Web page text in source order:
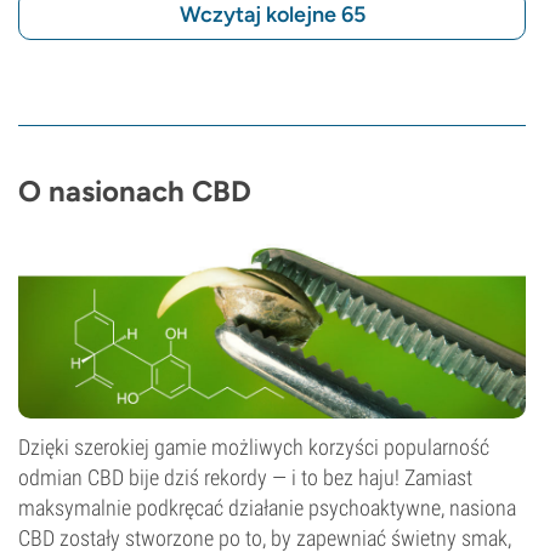
Wczytaj kolejne 65
O nasionach CBD
Dzięki szerokiej gamie możliwych korzyści popularność
odmian CBD bije dziś rekordy — i to bez haju! Zamiast
maksymalnie podkręcać działanie psychoaktywne, nasiona
CBD zostały stworzone po to, by zapewniać świetny smak,